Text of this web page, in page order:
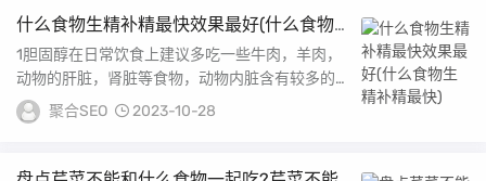
什么食物生精补精最快效果最好(什么食物
生精补精最快)
1胆固醇在日常饮食上建议多吃一些牛肉，羊肉，
动物的肝脏，肾脏等食物，动物内脏含有较多的胆
固醇，而胆固醇是合成性激素的重要配方2锌和维
生素...
聚合SEO 2023-10-28